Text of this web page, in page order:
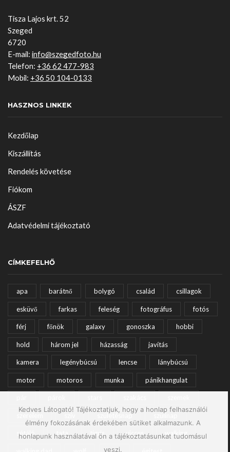
Kedves Látogató! Tájékoztatjuk, hogy a honlap felhasználói
élmény fokozásának érdekében sütiket alkalmazunk. A
honlapunk használatával ön a tájékoztatásunkat tudomásul
veszi.
Tisza Lajos krt. 52
Szeged
6720
E-mail: info@szegedfoto.hu
Telefon: +36 62 477-983
Mobil: +36 50 104-0133
HASZNOS LINKEK
Kezdőlap
Kiszállítás
Rendelés követése
Fiókom
ÁSZF
Adatvédelmi tájékoztató
CÍMKEFELHŐ
apa barátnő bolygó család csillagok
esküvő farkas feleség fotográfus fotós
férj főnök galaxy gonoszka hobbi
hold három jel házasság javítás
kamera legénybúcsú lencse lánybúcsú
motor motoros munka pánikhangulat
születésnap szülinap
sétáló tata tigris vicces walking